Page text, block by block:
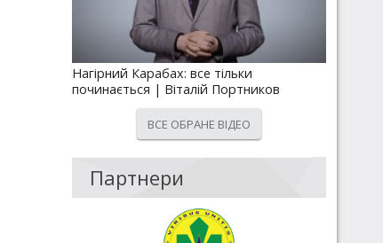
Нагірний Карабах: все тільки
починається | Віталій Портников
ВСЕ ОБРАНЕ ВІДЕО
Партнери